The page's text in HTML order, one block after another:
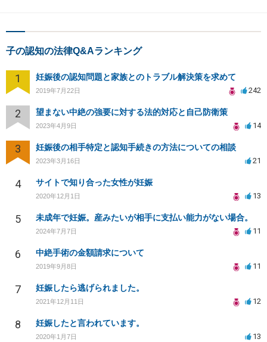
子の認知の法律Q&Aランキング
1 妊娠後の認知問題と家族とのトラブル解決策を求めて
2019年7月22日 242
2 望まない中絶の強要に対する法的対応と自己防衛策
2023年4月9日 14
3 妊娠後の相手特定と認知手続きの方法についての相談
2023年3月16日 21
4 サイトで知り合った女性が妊娠
2020年12月1日 13
5 未成年で妊娠。産みたいが相手に支払い能力がない場合。
2024年7月7日 11
6 中絶手術の金額請求について
2019年9月8日 11
7 妊娠したら逃げられました。
2021年12月11日 12
8 妊娠したと言われています。
2020年1月7日 13